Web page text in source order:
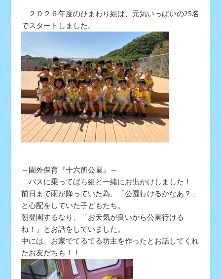
２０２６年度のひまわり組は、元気いっぱいの25名
でスタートしました。
～園外保育『十六所公園』～
バスに乗ってばら組と一緒にお出かけしました！
前日まで雨が降っていた為、「公園行けるかなあ？」
と心配をしていた子どもたち。
朝登園するなり、「お天気が良いから公園行ける
ね！」とお話をしていました。
中には、お家でてるてる坊主を作ったとお話してくれ
たお友だちも！！